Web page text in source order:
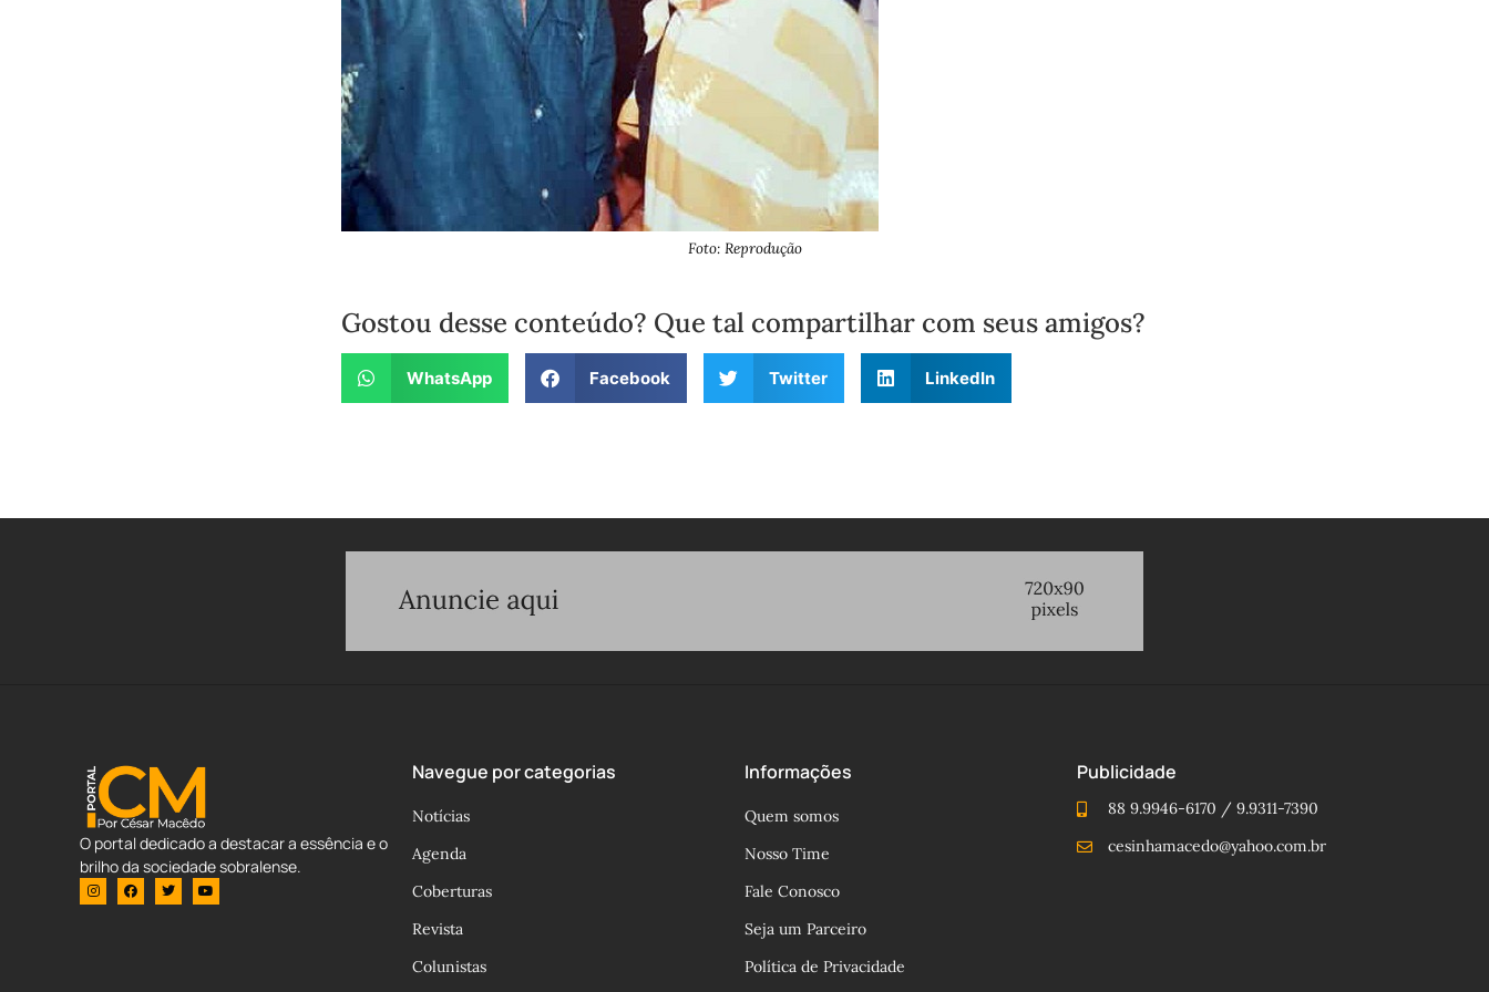
Foto: Reprodução
Gostou desse conteúdo? Que tal compartilhar com seus amigos?
WhatsApp Facebook Twitter LinkedIn
O portal dedicado a destacar a essência e o
brilho da sociedade sobralense.
Navegue por categorias
Notícias
Agenda
Coberturas
Revista
Colunistas
Informações
Quem somos
Nosso Time
Fale Conosco
Seja um Parceiro
Política de Privacidade
Publicidade
88 9.9946-6170 / 9.9311-7390
cesinhamacedo@yahoo.com.br